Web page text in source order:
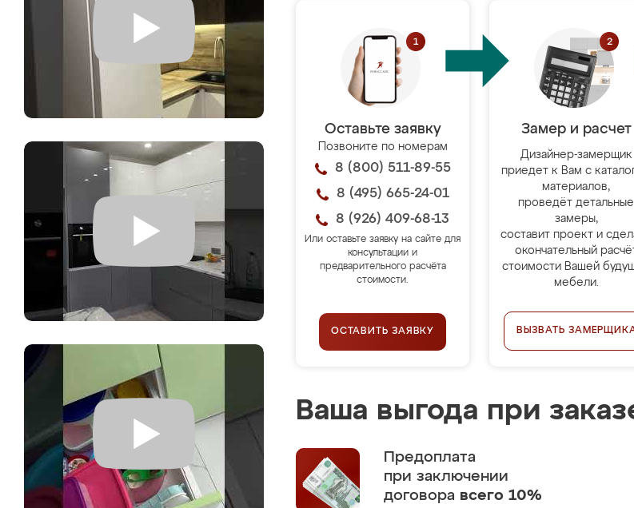
Оставьте заявку
Позвоните по номерам
8 (800) 511-89-55
8 (495) 665-24-01
8 (926) 409-68-13
Или оставьте заявку на сайте для
консультации и
предварительного расчёта
стоимости.
ОСТАВИТЬ ЗАЯВКУ
Замер и расчет
Дизайнер-замерщик
приедет к Вам с
материалов,
проведёт детальные
замеры,
составит проект и
окончательный
стоимости Вашей
мебели.
ВЫЗВАТЬ
Ваша выгода при
Предоплата
при заключении
договора всего 10%